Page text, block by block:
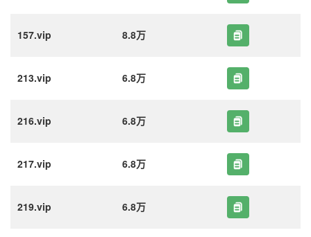
157.vip 8.8万
213.vip 6.8万
216.vip 6.8万
217.vip 6.8万
219.vip 6.8万